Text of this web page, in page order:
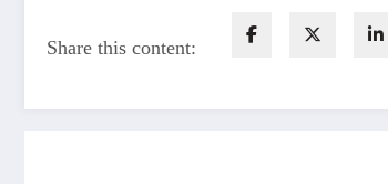
Share this content: